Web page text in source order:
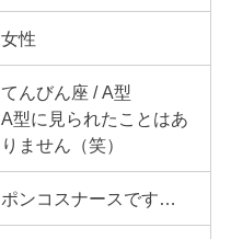
女性
てんびん座 / A型
A型に見られたことはあ
りません（笑）
ポンコスナースです…